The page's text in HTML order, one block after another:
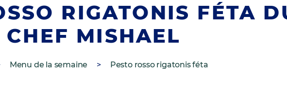
RIGATONIS FÉTA
CHEF MISHAEL
Menu de la semaine > Pesto rosso rigatonis féta